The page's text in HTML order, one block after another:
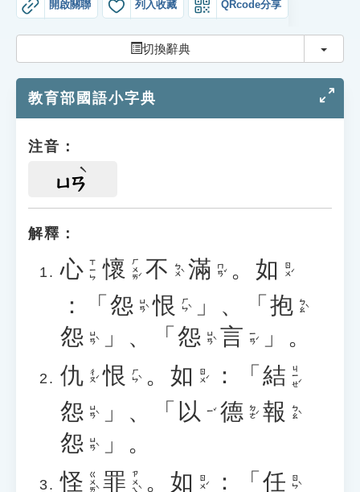
開啟關聯 列入收藏 QRcode分享
切換辭典 切換
教育部國語小字典
注音：
ㄩㄢ
解釋：
心 ㄒㄧㄣ 懷 ㄏㄨㄞˊ 不 ㄅㄨˋ 滿 ㄇㄢˇ 。 如 ㄖㄨˊ
：「 怨 ㄩㄢˋ 恨 ㄏㄣˋ 」、「 抱 ㄅㄠˋ
怨 ㄩㄢˋ 」、「 怨 ㄩㄢˋ 言 ㄧㄢˊ
」。
仇 ㄔㄡˊ 恨 ㄏㄣˋ 。 如 ㄖㄨˊ ：「 結 ㄐㄧㄝˊ
怨 ㄩㄢˋ 」、「 以 ㄧˇ 德 ㄉㄜˊ 報 ㄅㄠˋ
怨 ㄩㄢˋ
」。
怪 ㄍㄨㄞˋ 罪 ㄗㄨㄟˋ 。 如 ㄖㄨˊ ：「 任 ㄖㄣˋ